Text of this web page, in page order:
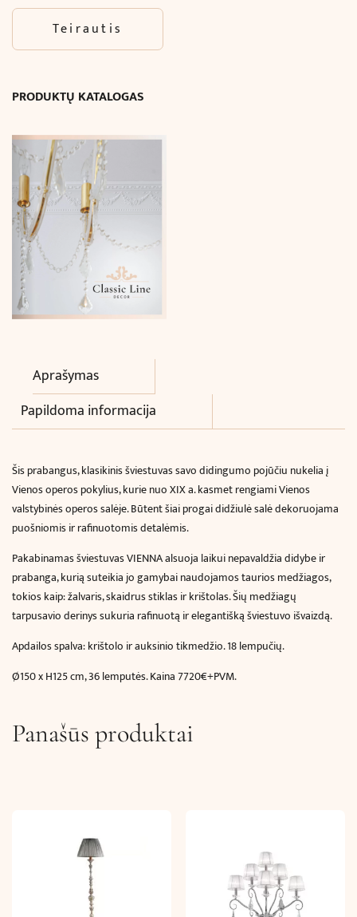
Teirautis
PRODUKTŲ KATALOGAS
Aprašymas
Papildoma informacija
Šis prabangus, klasikinis šviestuvas savo didingumo pojūčiu nukelia į
Vienos operos pokylius, kurie nuo XIX a. kasmet rengiami Vienos
valstybinės operos salėje. Būtent šiai progai didžiulė salė dekoruojama
puošniomis ir rafinuotomis detalėmis.
Pakabinamas šviestuvas VIENNA alsuoja laikui nepavaldžia didybe ir
prabanga, kurią suteikia jo gamybai naudojamos taurios medžiagos,
tokios kaip: žalvaris, skaidrus stiklas ir krištolas. Šių medžiagų
tarpusavio derinys sukuria rafinuotą ir elegantišką šviestuvo išvaizdą.
Apdailos spalva: krištolo ir auksinio tikmedžio. 18 lempučių.
Ø150 x H125 cm, 36 lemputės. Kaina 7720€+PVM.
Panašūs produktai